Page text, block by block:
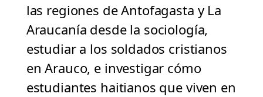
las regiones de Antofagasta y La
Araucanía desde la sociología,
estudiar a los soldados cristianos
en Arauco, e investigar cómo
estudiantes haitianos que viven en